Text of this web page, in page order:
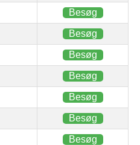
Besøg
Besøg
Besøg
Besøg
Besøg
Besøg
Besøg